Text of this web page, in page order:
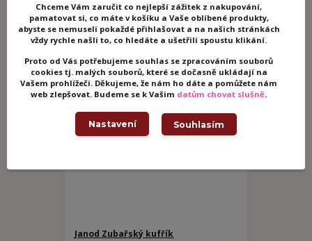
Janod
Související zboží 1
Janod Zubařský kufřík
Chceme Vám zaručit co nejlepší zážitek z nakupování,
pamatovat si, co máte v košíku a Vaše oblíbené produkty,
abyste se nemuseli pokaždé přihlašovat a na našich stránkách
vždy rychle našli to, co hledáte a ušetřili spoustu klikání.
Proto od Vás potřebujeme souhlas se zpracováním souborů
cookies tj. malých souborů, které se dočasně ukládají na
Vašem prohlížeči. Děkujeme, že nám ho dáte a pomůžete nám
web zlepšovat. Budeme se k Vašim datům chovat slušně.
Nastavení Souhlasím